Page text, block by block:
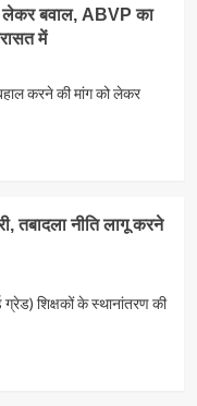
लेकर बवाल, ABVP का
में
करने की मांग को लेकर
तबादला नीति लागू करने
शिक्षकों के स्थानांतरण की